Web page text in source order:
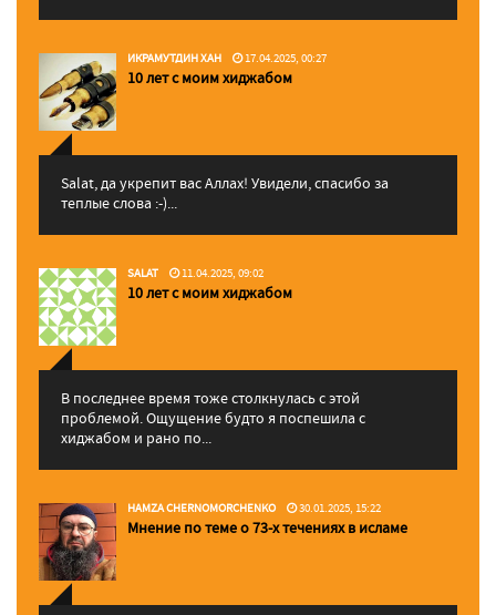
ИКРАМУТДИН ХАН 17.04.2025, 00:27
10 лет с моим хиджабом
Salat, да укрепит вас Аллаx! Увидели, спасибо за
теплые слова :-)...
SALAT 11.04.2025, 09:02
10 лет с моим хиджабом
В последнее время тоже столкнулась с этой
проблемой. Ощущение будто я поспешила с
хиджабом и рано по...
HAMZA CHERNOMORCHENKO 30.01.2025, 15:22
Мнение по теме о 73-х течениях в исламе